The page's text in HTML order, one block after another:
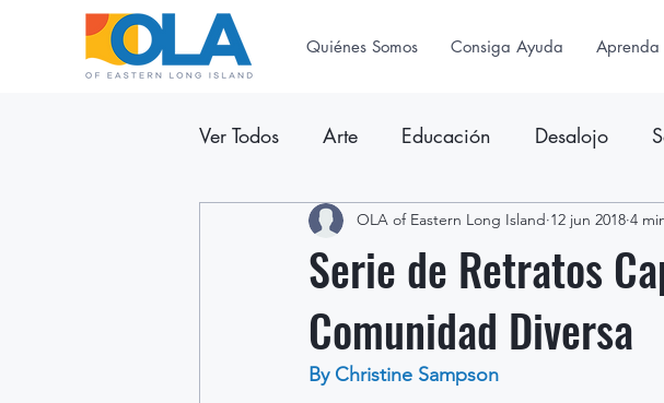
Quiénes Somos Consiga Ayuda Aprenda
Ver Todos Arte Educación Desalojo
Anuncios Boletín Informativo
Serie de Retratos
Comunidad Diversa
OLA of Eastern Long Island 12 jun 2018 4
By Christine Sampson